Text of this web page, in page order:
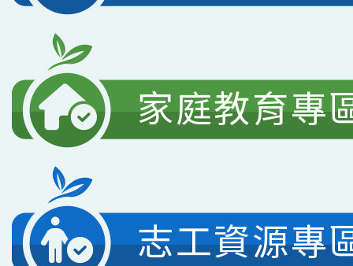
家庭教育專
志工資源專